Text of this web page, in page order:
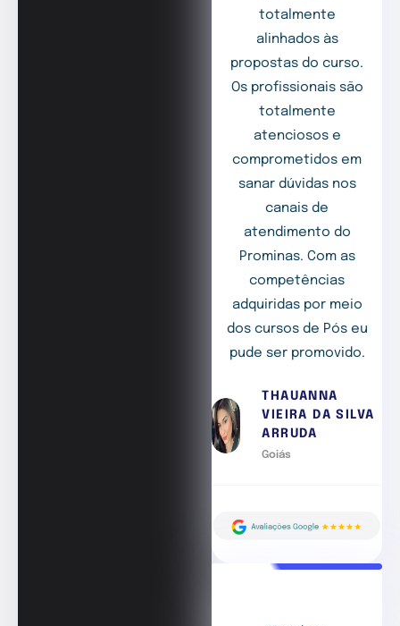
totalmente
alinhados às
propostas do curso.
Os profissionais são
totalmente
atenciosos e
comprometidos em
sanar dúvidas nos
canais de
atendimento do
Prominas. Com as
competências
adquiridas por meio
dos cursos de Pós eu
pude ser promovido.
THAUANNA
VIEIRA DA SILVA
ARRUDA
Goiás